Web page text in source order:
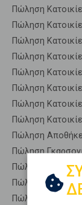
Πώληση
Πώληση
Πώληση
Πώληση
Πώληση
Πώληση
Πώληση
Πώληση
Πώληση
Πώληση
Πώληση
Πώληση Κτίρια
Πώληση